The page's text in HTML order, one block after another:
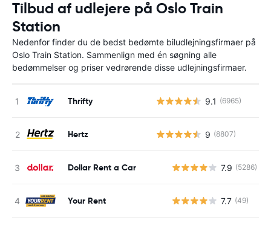
Tilbud af udlejere på Oslo Train
Station
Nedenfor finder du de bedst bedømte biludlejningsfirmaer på
Oslo Train Station. Sammenlign med én søgning alle
bedømmelser og priser vedrørende disse udlejningsfirmaer.
Thrifty 9.1 (6965)
Hertz 9 (8807)
Dollar Rent a Car 7.9 (5286)
Your Rent 7.7 (49)